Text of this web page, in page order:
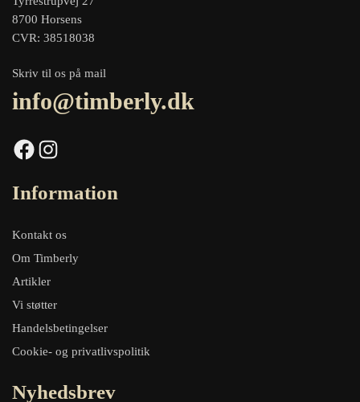
8700 Horsens
CVR: 38518038
Skriv til os på mail
info@timberly.dk
Facebook Instagram
Information
Kontakt os
Om Timberly
Artikler
Vi støtter
Handelsbetingelser
Cookie- og privatlivspolitik
Nyhedsbrev